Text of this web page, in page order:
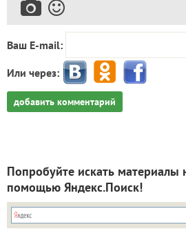
Ваш E-mail:
Или через:
добавить комментарий
Попробуйте искать материалы
помощью Яндекс.Поиск!